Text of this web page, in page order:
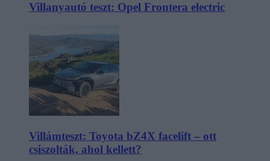
Villanyautó teszt: Opel Frontera electric
Villámteszt: Toyota bZ4X facelift – ott
csiszolták, ahol kellett?